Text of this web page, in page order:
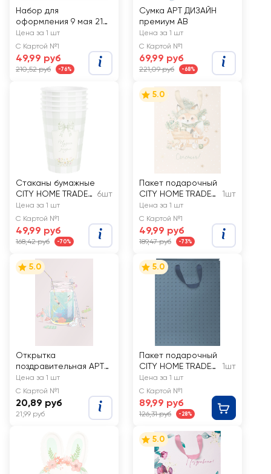
Набор для
оформления 9 мая 210
297 мм
Цена за 1 шт
С Картой №1
49,99 руб
210,52 руб -76%
Сумка АРТ ДИЗАЙН
премиум АВ
Цена за 1 шт
С Картой №1
69,99 руб
221,09 руб -68%
Стаканы бумажные
CITY HOME TRADE
Пасха 250мл,
зеленые, Арт.
CUP250
6шт
Цена за 1 шт
С Картой №1
49,99 руб
168,42 руб -70%
5.0
Пакет подарочный
CITY HOME TRADE
Christmas
Woodland
41х31х10см
1шт
Цена за 1 шт
С Картой №1
49,99 руб
189,47 руб -73%
5.0
Открытка
поздравительная АРТ
ДИЗАЙН код АН/320
Цена за 1 шт
С Картой №1
20,89 руб
21,99 руб
5.0
Пакет подарочный
CITY HOME TRADE
Basic Men
14х19х9см эффект
1шт
Цена за 1 шт
С Картой №1
89,99 руб
126,31 руб -28%
5.0